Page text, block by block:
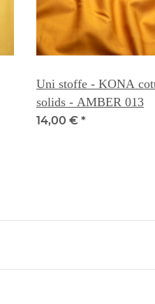
Uni stoffe - KONA
solids - AMBER 013
14,00 € *